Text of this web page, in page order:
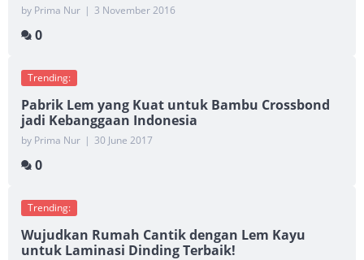
by Prima Nur | 3 November 2016
0
Trending:
Pabrik Lem yang Kuat untuk Bambu Crossbond
jadi Kebanggaan Indonesia
by Prima Nur | 30 June 2017
0
Trending:
Wujudkan Rumah Cantik dengan Lem Kayu
untuk Laminasi Dinding Terbaik!